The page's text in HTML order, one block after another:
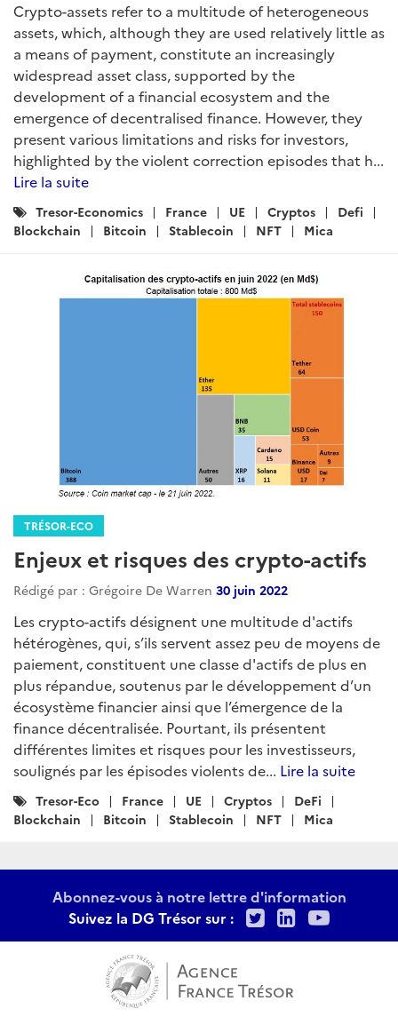
Crypto-assets refer to a multitude of heterogeneous
assets, which, although they are used relatively little as
a means of payment, constitute an increasingly
widespread asset class, supported by the
development of a financial ecosystem and the
emergence of decentralised finance. However, they
present various limitations and risks for investors,
highlighted by the violent correction episodes that h...
Lire la suite
Catégories
:
Tresor-Economics France UE Cryptos
Defi
Blockchain
Bitcoin Stablecoin NFT Mica
TRÉSOR-ECO
Enjeux et risques des crypto-actifs
Rédigé par : Grégoire De Warren 30 juin 2022
Les crypto-actifs désignent une multitude d'actifs
hétérogènes, qui, s’ils servent assez peu de moyens de
paiement, constituent une classe d'actifs de plus en
plus répandue, soutenus par le développement d’un
écosystème financier ainsi que l’émergence de la
finance décentralisée. Pourtant, ils présentent
différentes limites et risques pour les investisseurs,
soulignés par les épisodes violents de... Lire la suite
Catégories
:
Tresor-Eco France UE Cryptos
DeFi
Blockchain
Bitcoin Stablecoin NFT Mica
Abonnez-vous à notre lettre d'information
Suivez la DG Trésor sur :
TwitterLinkedIn